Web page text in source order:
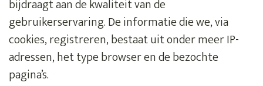
bijdraagt aan de kwaliteit van de
gebruikerservaring. De informatie die we, via
cookies, registreren, bestaat uit onder meer IP-
adressen, het type browser en de bezochte
pagina’s.